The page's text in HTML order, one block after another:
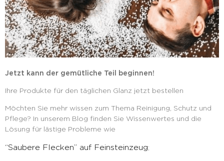
Jetzt kann der gemütliche Teil beginnen!
Ihre Produkte für den täglichen Glanz jetzt bestellen
Möchten Sie mehr wissen zum Thema Reinigung, Schutz und
Pflege? In unserem Blog finden Sie Wissenwertes und die
Lösung für lästige Probleme wie
“Saubere Flecken” auf Feinsteinzeug;